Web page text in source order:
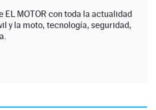
EL MOTOR con toda la actualidad
y la moto, tecnología, seguridad,